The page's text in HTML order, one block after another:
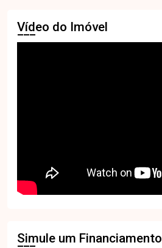
Vídeo do Imóvel
Simule um Financiamento